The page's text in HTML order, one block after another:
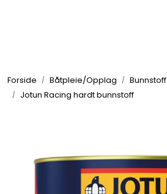
Forside Båtpleie/Opplag Bunnstoff
Jotun Racing hardt bunnstoff
Elektrisk
Komfort